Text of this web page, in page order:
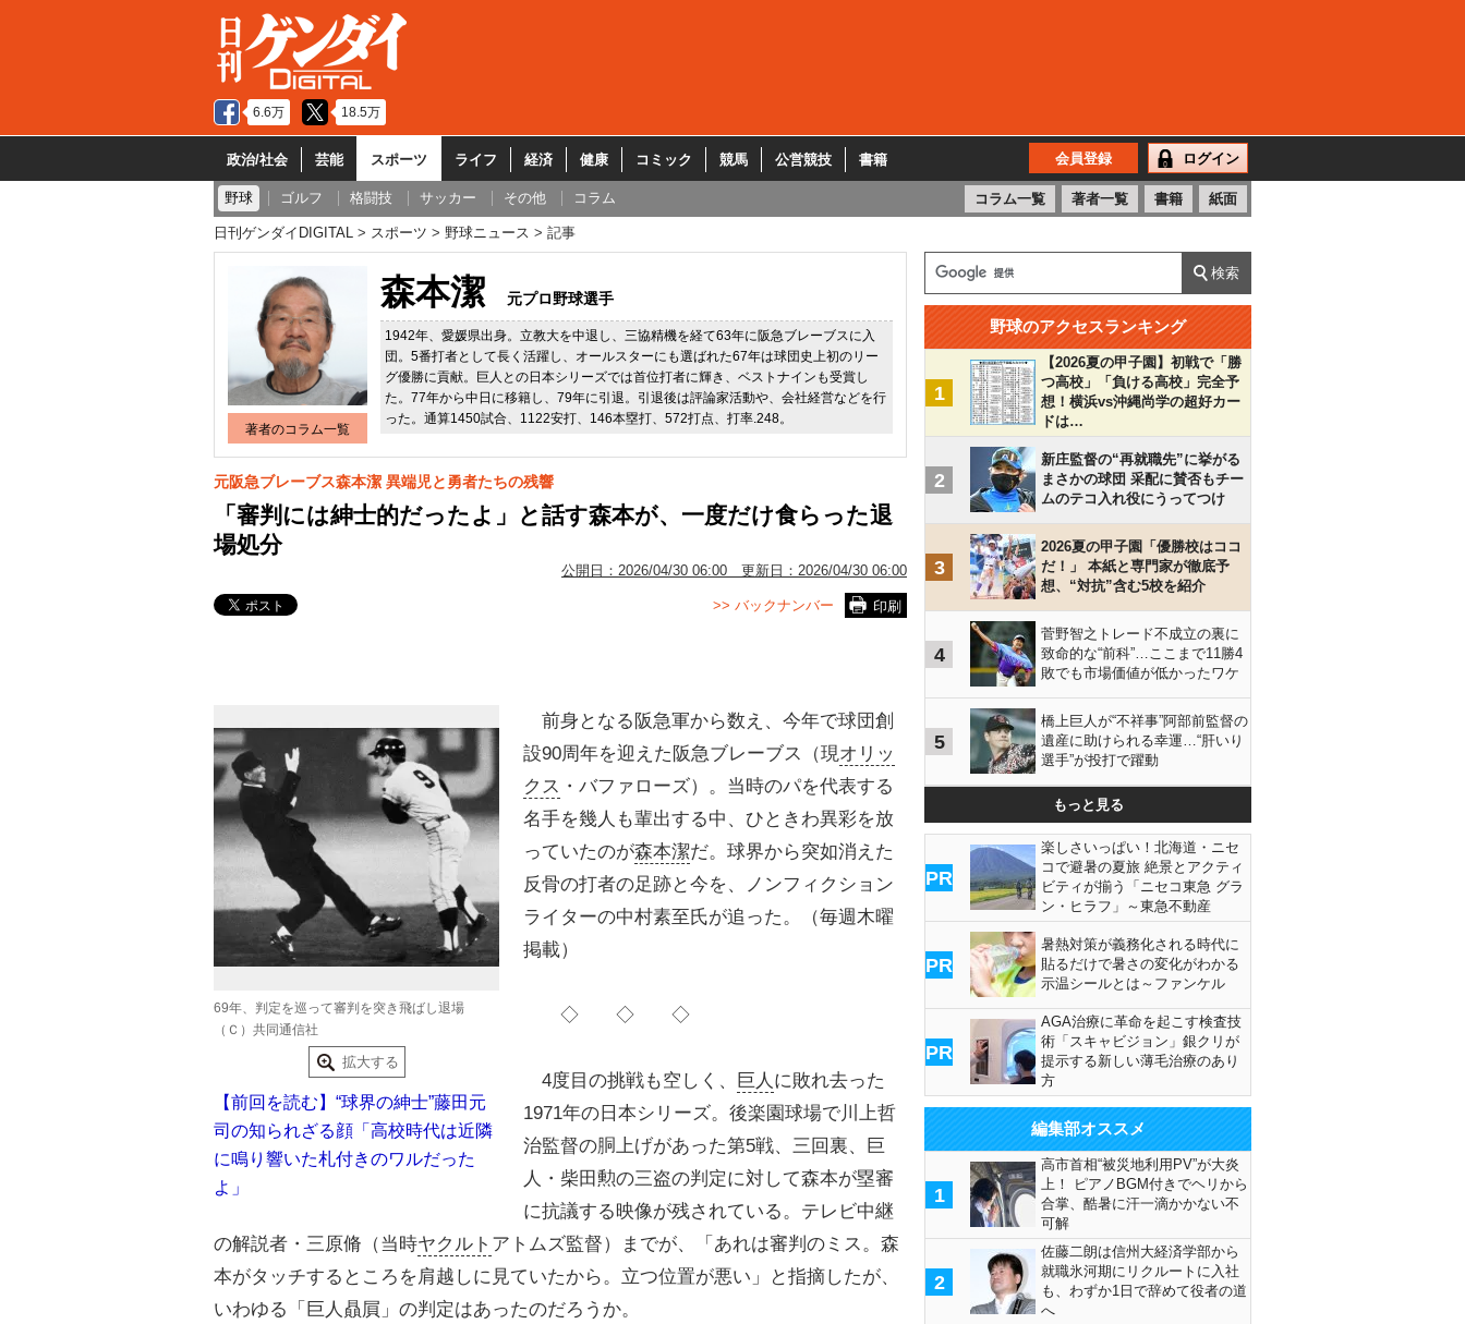
6.6万 18.5万
政治/社会 芸能 スポーツ ライフ 経済 健康 コミック 競馬 公営競技 書籍 会員登録 ログイン
野球 ゴルフ 格闘技 サッカー その他 コラム コラム一覧 著者一覧 書籍 紙面
日刊ゲンダイDIGITAL スポーツ 野球ニュース 記事
著者のコラム一覧
森本潔 元プロ野球選手
1942年、愛媛県出身。立教大を中退し、三協精機を経て63年に阪急ブレーブスに入
団。5番打者として長く活躍し、オールスターにも選ばれた67年は球団史上初のリー
グ優勝に貢献。巨人との日本シリーズでは首位打者に輝き、ベストナインも受賞し
た。77年から中日に移籍し、79年に引退。引退後は評論家活動や、会社経営などを行
った。通算1450試合、1122安打、146本塁打、572打点、打率.248。
元阪急ブレーブス森本潔 異端児と勇者たちの残響
「審判には紳士的だったよ」と話す森本が、一度だけ食らった退
場処分
公開日： 2026/04/30 06:00 更新日： 2026/04/30 06:00
印刷
>> バックナンバー
69年、判定を巡って審判を突き飛ばし退場
（Ｃ）共同通信社
拡大する
【前回を読む】“球界の紳士”藤田元
司の知られざる顔「高校時代は近隣
に鳴り響いた札付きのワルだった
よ」
前身となる阪急軍から数え、今年で球団創
設90周年を迎えた阪急ブレーブス（現オリッ
クス ・バファローズ）。当時のパを代表する
名手を幾人も輩出する中、ひときわ異彩を放
っていたのが森本潔だ。球界から突如消えた
反骨の打者の足跡と今を、ノンフィクション
ライターの中村素至氏が追った。（毎週木曜
掲載）
◇ ◇ ◇
4度目の挑戦も空しく、 巨人 に敗れ去った
1971年の日本シリーズ。後楽園球場で川上哲
治監督の胴上げがあった第5戦、三回裏、巨
人・柴田勲の三盗の判定に対して森本が塁審
に抗議する映像が残されている。テレビ中継
の解説者・三原脩（当時ヤクルト アトムズ監督）までが、「あれは審判のミス。森
本がタッチするところを肩越しに見ていたから。立つ位置が悪い」と指摘したが、
いわゆる「巨人贔屓」の判定はあったのだろうか。
野球のアクセスランキング
1
【2026夏の甲子園】初戦で「勝
つ高校」「負ける高校」完全予
想！横浜vs沖縄尚学の超好カー
ドは…
2
新庄監督の“再就職先”に挙がる
まさかの球団 采配に賛否もチー
ムのテコ入れ役にうってつけ
3
2026夏の甲子園「優勝校はココ
だ！」 本紙と専門家が徹底予
想、“対抗”含む5校を紹介
4
菅野智之トレード不成立の裏に
致命的な“前科”…ここまで11勝4
敗でも市場価値が低かったワケ
5
橋上巨人が“不祥事”阿部前監督の
遺産に助けられる幸運…“肝いり
選手”が投打で躍動
もっと見る
PR
楽しさいっぱい！北海道・ニセ
コで避暑の夏旅 絶景とアクティ
ビティが揃う「ニセコ東急 グラ
ン・ヒラフ」～東急不動産
PR
暑熱対策が義務化される時代に
貼るだけで暑さの変化がわかる
示温シールとは～ファンケル
PR
AGA治療に革命を起こす検査技
術「スキャビジョン」銀クリが
提示する新しい薄毛治療のあり
方
編集部オススメ
1
高市首相“被災地利用PV”が大炎
上！ ピアノBGM付きでヘリから
合掌、酷暑に汗一滴かかない不
可解
2
佐藤二朗は信州大経済学部から
就職氷河期にリクルートに入社
も、わずか1日で辞めて役者の道
へ